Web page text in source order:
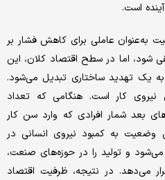
است.
عاملی برای کاهش فشار بر
شود، اما در سطح اقتصاد کلان، این
یک تهدید ساختاری تبدیل می‌شود.
کار است. هنگامی که تعداد
بعد شمار افرادی که وارد سن کار
وضعیت به کمبود نیروی انسانی در
و تولید را در حوزه‌های صنعت،
می‌دهد. در نتیجه، ظرفیت اقتصاد